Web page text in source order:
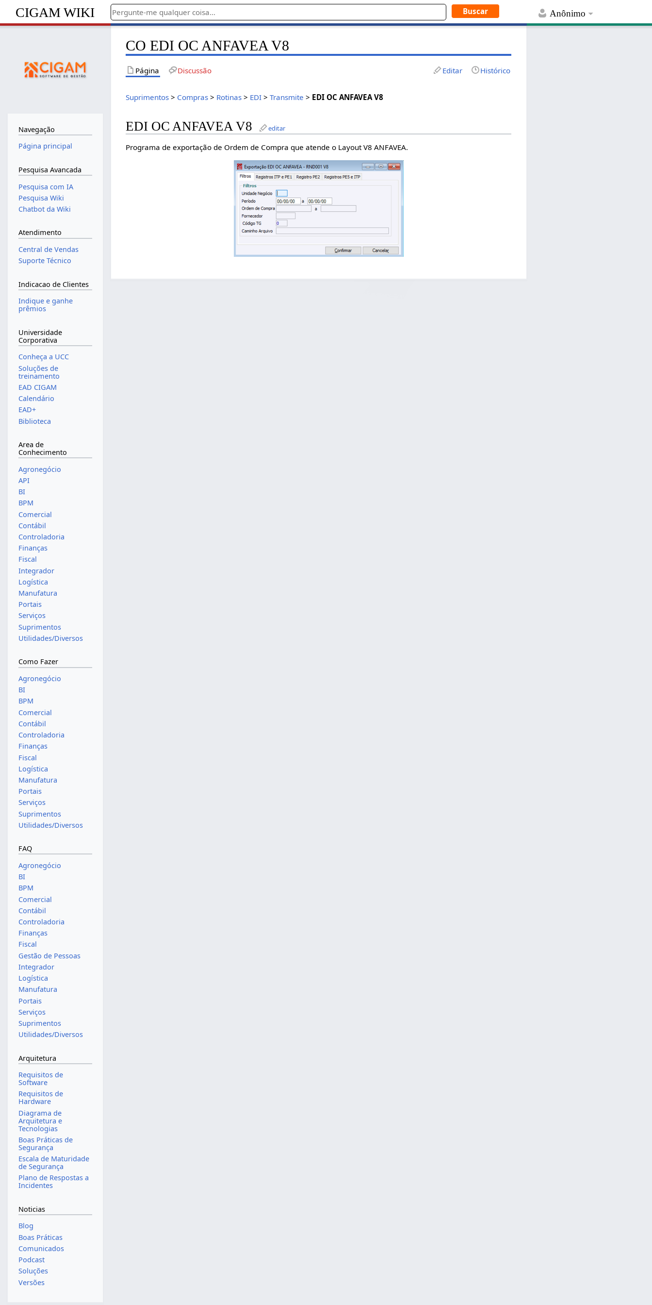
Anônimo
CIGAM WIKI
CO EDI OC ANFAVEA V8
Página Discussão Editar Histórico
Suprimentos > Compras > Rotinas > EDI >Transmite > EDI OC ANFAVEA V8
EDI OC ANFAVEA V8 editar
Programa de exportação de Ordem de Compra que atende o Layout V8 ANFAVEA.
Navegação
Página principal
Pesquisa Avancada
Pesquisa com IA
Pesquisa Wiki
Chatbot da Wiki
Atendimento
Central de Vendas
Suporte Técnico
Indicacao de Clientes
Indique e ganhe
prêmios
Universidade
Corporativa
Conheça a UCC
Soluções de
treinamento
EAD CIGAM
Calendário
EAD+
Biblioteca
Area de
Conhecimento
Agronegócio
API
BI
BPM
Comercial
Contábil
Controladoria
Finanças
Fiscal
Integrador
Logística
Manufatura
Portais
Serviços
Suprimentos
Utilidades/Diversos
Como Fazer
Agronegócio
BI
BPM
Comercial
Contábil
Controladoria
Finanças
Fiscal
Logística
Manufatura
Portais
Serviços
Suprimentos
Utilidades/Diversos
FAQ
Agronegócio
BI
BPM
Comercial
Contábil
Controladoria
Finanças
Fiscal
Gestão de Pessoas
Integrador
Logística
Manufatura
Portais
Serviços
Suprimentos
Utilidades/Diversos
Arquitetura
Requisitos de
Software
Requisitos de
Hardware
Diagrama de
Arquitetura e
Tecnologias
Boas Práticas de
Segurança
Escala de Maturidade
de Segurança
Plano de Respostas a
Incidentes
Noticias
Blog
Boas Práticas
Comunicados
Podcast
Soluções
Versões